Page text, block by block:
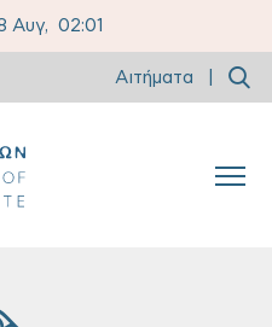
Αυγ, 02:01
Αιτήματα